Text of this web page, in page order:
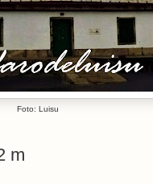
Foto: Luisu
m